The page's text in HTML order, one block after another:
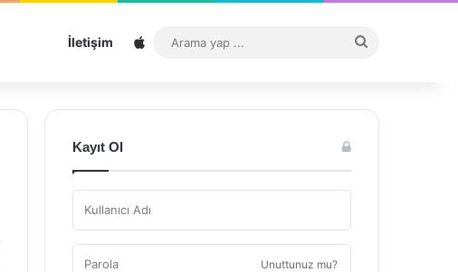
İletişim Sitemap
...
Kayıt Ol
Unuttunuz mu?